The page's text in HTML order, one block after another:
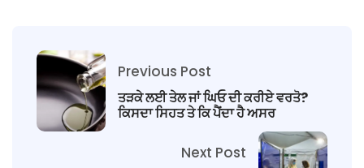
Previous Post
ਤੜਕੇ ਲਈ ਤੇਲ ਜਾਂ ਘਿਓ ਦੀ ਕਰੀਏ ਵਰਤੋ?
ਕਿਸਦਾ ਸਿਹਤ ਤੇ ਕਿ ਪੈਂਦਾ ਹੈ ਅਸਰ
Next Post